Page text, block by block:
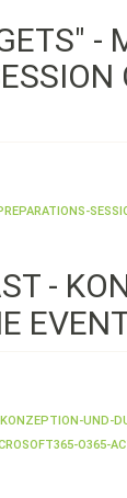
-
-
UND-
O365-